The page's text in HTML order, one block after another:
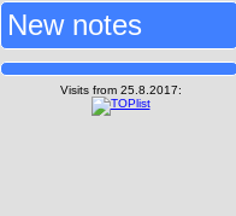
New notes
Visits from 25.8.2017: